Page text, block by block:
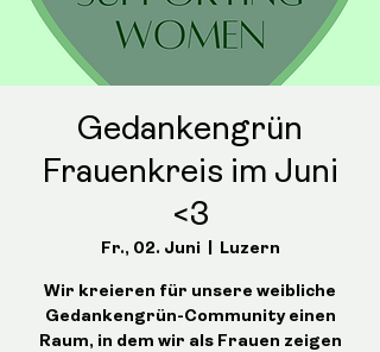
Gedankengrün
Frauenkreis im Juni
<3
Fr., 02. Juni Luzern
Wir kreieren für unsere weibliche
Gedankengrün-Community einen
Raum, in dem wir als Frauen zeigen